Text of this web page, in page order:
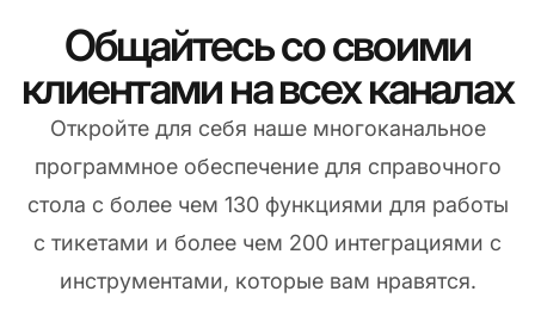
Общайтесь со своими
клиентами на всех каналах
Откройте для себя наше многоканальное
программное обеспечение для справочного
стола с более чем 130 функциями для работы
с тикетами и более чем 200 интеграциями с
инструментами, которые вам нравятся.